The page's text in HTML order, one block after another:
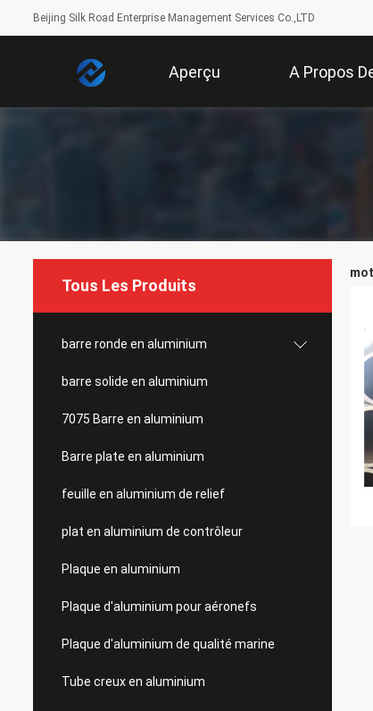
Beijing Silk Road Enterprise Management Services Co.,LTD
Aperçu A Propos
Tous Les Produits
barre ronde en aluminium
barre solide en aluminium
7075 Barre en aluminium
Barre plate en aluminium
feuille en aluminium de relief
plat en aluminium de contrôleur
Plaque en aluminium
Plaque d'aluminium pour aéronefs
Plaque d'aluminium de qualité marine
Tube creux en aluminium